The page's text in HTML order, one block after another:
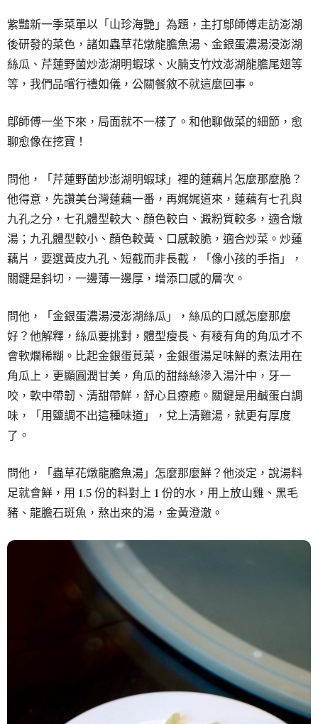
紫豔新一季菜單以「山珍海艷」為題，主打鄔師傅走訪澎湖
後研發的菜色，諸如蟲草花燉龍膽魚湯、金銀蛋濃湯浸澎湖
絲瓜、芹蓮野菌炒澎湖明蝦球、火腩支竹炆澎湖龍膽尾翅等
等，我們品嚐行禮如儀，公關餐敘不就這麼回事。
鄔師傅一坐下來，局面就不一樣了。和他聊做菜的細節，愈
聊愈像在挖寶！
問他，「芹蓮野菌炒澎湖明蝦球」裡的蓮藕片怎麼那麼脆？
他得意，先讚美台灣蓮藕一番，再娓娓道來，蓮藕有七孔與
九孔之分，七孔體型較大、顏色較白、澱粉質較多，適合燉
湯；九孔體型較小、顏色較黃、口感較脆，適合炒菜。炒蓮
藕片，要選黃皮九孔、短截而非長截，「像小孩的手指」，
關鍵是斜切，一邊薄一邊厚，增添口感的層次。
問他，「金銀蛋濃湯浸澎湖絲瓜」，絲瓜的口感怎麼那麼
好？他解釋，絲瓜要挑對，體型瘦長、有稜有角的角瓜才不
會軟爛稀糊。比起金銀蛋莧菜，金銀蛋湯足味鮮的煮法用在
角瓜上，更顯圓潤甘美，角瓜的甜絲絲滲入湯汁中，牙一
咬，軟中帶韌、清甜帶鮮，舒心且療癒。關鍵是用鹹蛋白調
味，「用鹽調不出這種味道」，兌上清雞湯，就更有厚度
了。
問他，「蟲草花燉龍膽魚湯」怎麼那麼鮮？他淡定，說湯料
足就會鮮，用 1.5 份的料對上 1 份的水，用上放山雞、黑毛
豬、龍膽石斑魚，熬出來的湯，金黃澄澈。